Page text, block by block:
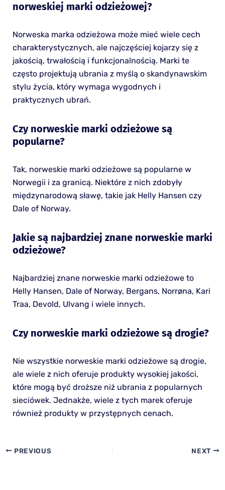
norweskiej marki odzieżowej?
Norweska marka odzieżowa może mieć wiele cech
charakterystycznych, ale najczęściej kojarzy się z
jakością, trwałością i funkcjonalnością. Marki te
często projektują ubrania z myślą o skandynawskim
stylu życia, który wymaga wygodnych i
praktycznych ubrań.
Czy norweskie marki odzieżowe są
popularne?
Tak, norweskie marki odzieżowe są popularne w
Norwegii i za granicą. Niektóre z nich zdobyły
międzynarodową sławę, takie jak Helly Hansen czy
Dale of Norway.
Jakie są najbardziej znane norweskie marki
odzieżowe?
Najbardziej znane norweskie marki odzieżowe to
Helly Hansen, Dale of Norway, Bergans, Norrøna, Kari
Traa, Devold, Ulvang i wiele innych.
Czy norweskie marki odzieżowe są drogie?
Nie wszystkie norweskie marki odzieżowe są drogie,
ale wiele z nich oferuje produkty wysokiej jakości,
które mogą być droższe niż ubrania z popularnych
sieciówek. Jednakże, wiele z tych marek oferuje
również produkty w przystępnych cenach.
PREVIOUS NEXT